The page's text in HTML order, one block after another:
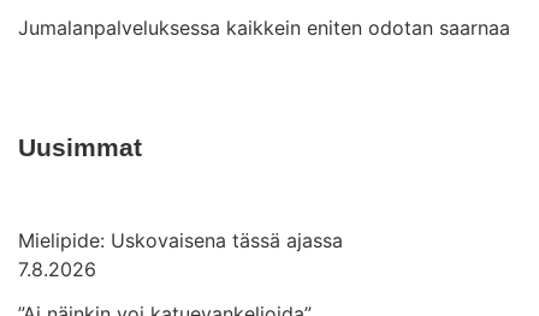
Jumalanpalveluksessa kaikkein eniten odotan saarnaa
Uusimmat
Mielipide: Uskovaisena tässä ajassa
7.8.2026